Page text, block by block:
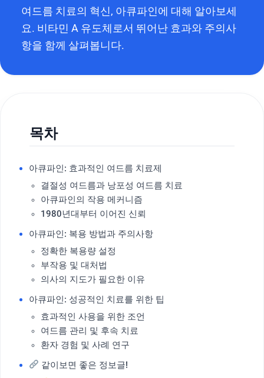
여드름 치료의 혁신, 아큐파인에 대해 알아보세
요. 비타민 A 유도체로서 뛰어난 효과와 주의사
항을 함께 살펴봅니다.
목차
아큐파인: 효과적인 여드름 치료제
결절성 여드름과 낭포성 여드름 치료
아큐파인의 작용 메커니즘
1980년대부터 이어진 신뢰
아큐파인: 복용 방법과 주의사항
정확한 복용량 설정
부작용 및 대처법
의사의 지도가 필요한 이유
아큐파인: 성공적인 치료를 위한 팁
효과적인 사용을 위한 조언
여드름 관리 및 후속 치료
환자 경험 및 사례 연구
같이보면 좋은 정보글!